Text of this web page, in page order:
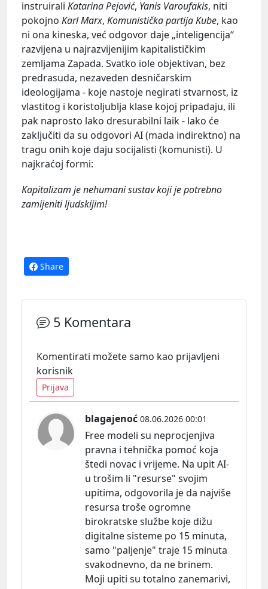
instruirali Katarina Pejović, Yanis Varoufakis, niti
pokojno Karl Marx, Komunistička partija Kube, kao
ni ona kineska, već odgovor daje „inteligencija“
razvijena u najrazvijenijim kapitalističkim
zemljama Zapada. Svatko iole objektivan, bez
predrasuda, nezaveden desničarskim
ideologijama - koje nastoje negirati stvarnost, iz
vlastitog i koristoljublja klase kojoj pripadaju, ili
pak naprosto lako dresurabilni laik - lako će
zaključiti da su odgovori AI (mada indirektno) na
tragu onih koje daju socijalisti (komunisti). U
najkraćoj formi:
Kapitalizam je nehumani sustav koji je potrebno
zamijeniti ljudskijim!
Share
5 Komentara
Komentirati možete samo kao prijavljeni
korisnik
Prijava
blagajenoć 08.06.2026 00:01
Free modeli su neprocjenjiva
pravna i tehnička pomoć koja
štedi novac i vrijeme. Na upit AI-
u trošim li "resurse" svojim
upitima, odgovorila je da najviše
resursa troše ogromne
birokratske službe koje dižu
digitalne sisteme po 15 minuta,
samo "paljenje" traje 15 minuta
svakodnevno, da ne brinem.
Moji upiti su totalno zanemarivi,